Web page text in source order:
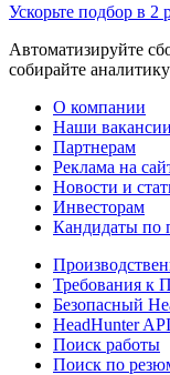
Ускорьте подбор в 2
Автоматизируйте
собирайте
О компании
Наши вакансии
Партнерам
Реклама на
Новости и
Инвесторам
Кандидаты по
Требования к
Безопасный
HeadHunter API
Поиск работы
Поиск по